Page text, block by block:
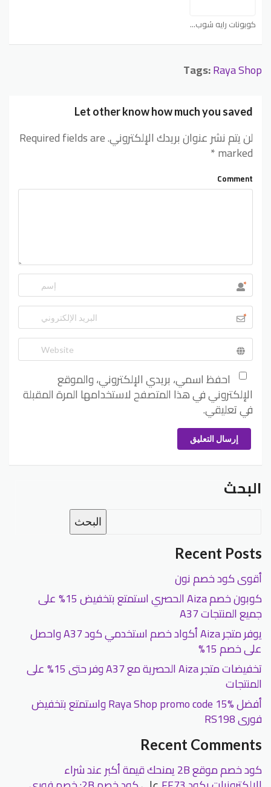
كوبونات رايه شوب - Raya Shop
Tags:Raya Shop
Let other know how much you saved
لن يتم نشر عنوان بريدك الإلكتروني.Required fields are
marked
*
Comment
*
*
احفظ اسمي، بريدي الإلكتروني، والموقع
الإلكتروني في هذا المتصفح لاستخدامها المرة المقبلة
في تعليقي.
إرسال التعليق
البحث
البحث
Recent Posts
أقوى كود خصم نون
كوبون خصم Aiza الحصري استمتع بتخفيض 15% على
جميع المنتجات A37
يوفر متجر Aiza أكواد خصم استخدمي كود A37 واحصل
على خصم 15%
تخفيضات متجر Aiza الحصرية مع A37 وفر حتى 15% على
المنتجات
أفضل Raya Shop promo code 15% واستمتع بتخفيض
فورى RS198
Recent Comments
كود خصم موقع 2B يمنحك قيمة أكبر عند شراء